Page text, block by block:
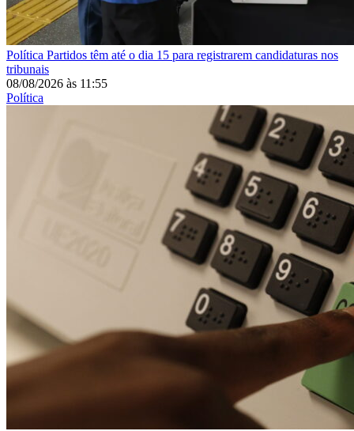
Política Partidos têm até o dia 15 para registrarem candidaturas nos
tribunais
08/08/2026 às 11:55
Política